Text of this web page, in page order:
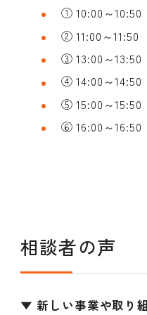
① 10:00～10:50
② 11:00～11:50
③ 13:00～13:50
④ 14:00～14:50
⑤ 15:00～15:50
⑥ 16:00～16:50
相談者の声
▼ 新しい事業や取り